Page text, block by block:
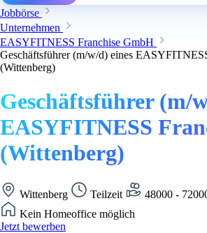
Jobbörse
Unternehmen
EASYFITNESS Franchise GmbH
Geschäftsführer (m/w/d) eines
(Wittenberg)
Geschäftsführer (m/
EASYFITNESS
(Wittenberg)
Wittenberg Teilzeit
48000 -
Kein Homeoffice möglich
Jetzt bewerben